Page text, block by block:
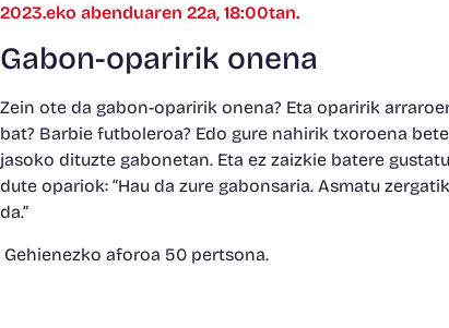
2023.eko abenduaren 22a, 18:00tan.
Gabon-oparirik onena
Zein ote da gabon-oparirik onena? Eta oparirik
bat? Barbie futboleroa? Edo gure nahirik txoroena
jasoko dituzte gabonetan. Eta ez zaizkie batere
dute opariok: “Hau da zure gabonsaria. Asmatu
da.”
Gehienezko aforoa 50 pertsona.